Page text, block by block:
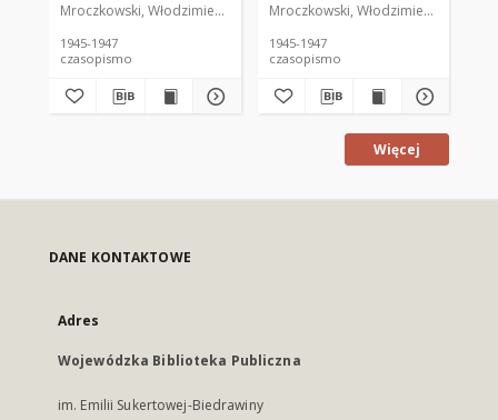
Mroczkowski, Włodzimierz (1902-1971). Redaktor
1945-1947
czasopismo
Mroczkowski, Włodzimierz (1902-
1945-1947
czasopismo
Więcej
DANE KONTAKTOWE
Adres
Wojewódzka Biblioteka Publiczna
im. Emilii Sukertowej-Biedrawiny